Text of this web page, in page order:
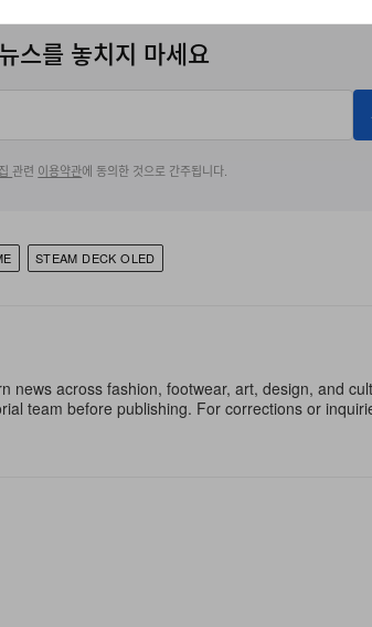
스를 놓치지 마세요
관련 이용약관에 동의한 것으로 간주됩니다.
STEAM DECK OLED
news across fashion, footwear, art, design, and
team before publishing. For corrections or